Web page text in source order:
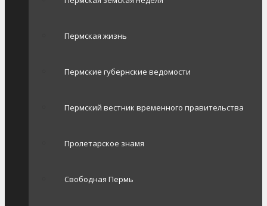
Пермская жизнь
Пермские губернские ведомости
Пермский вестник временного правительства
Пролетарское знамя
Свободная Пермь